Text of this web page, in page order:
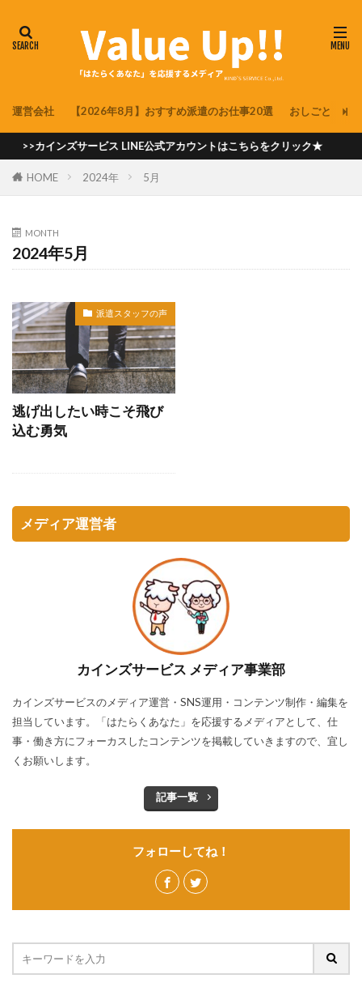
運営会社 【2026年8月】おすすめ派遣のお仕事20選 おしごと
カインズサービス LINE公式アカウントはこちらをクリック★
HOME 2024年 5月
MONTH
2024年5月
派遣スタッフの声
逃げ出したい時こそ飛び
込む勇気
メディア運営者
カインズサービス メディア事業部
カインズサービスのメディア運営・SNS運用・コンテンツ制作・編集を
担当しています。「はたらくあなた」を応援するメディアとして、仕
事・働き方にフォーカスしたコンテンツを掲載していきますので、宜し
くお願いします。
記事一覧
フォローしてね！